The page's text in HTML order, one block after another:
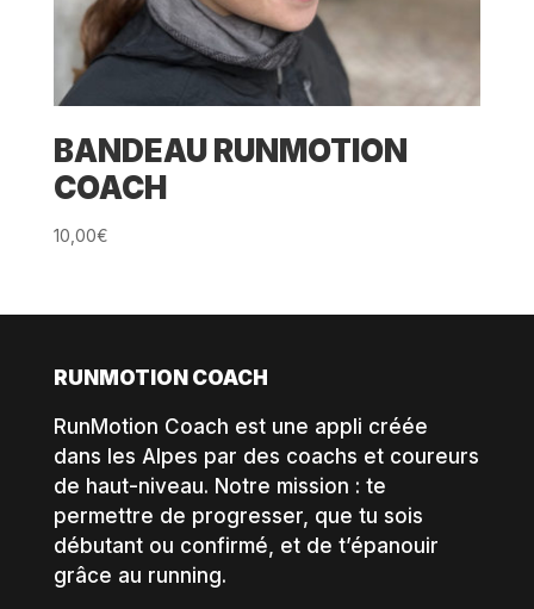
BANDEAU RUNMOTION
COACH
10,00€
RUNMOTION COACH
RunMotion Coach est une appli créée
dans les Alpes par des coachs et coureurs
de haut-niveau. Notre mission : te
permettre de progresser, que tu sois
débutant ou confirmé, et de t’épanouir
grâce au running.